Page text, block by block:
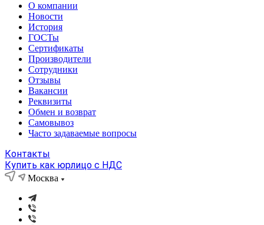
О компании
Новости
История
ГОСТы
Сертификаты
Производители
Сотрудники
Отзывы
Вакансии
Реквизиты
Обмен и возврат
Самовывоз
Часто задаваемые вопросы
Контакты
Купить как юрлицо с НДС
Москва